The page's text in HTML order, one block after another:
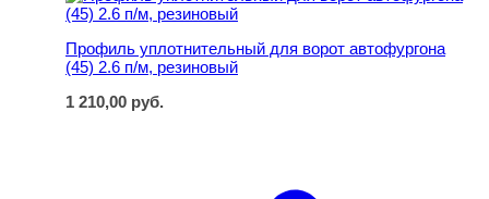
Профиль уплотнительный для ворот автофургона
(45) 2.6 п/м, резиновый
1 210,00 руб.